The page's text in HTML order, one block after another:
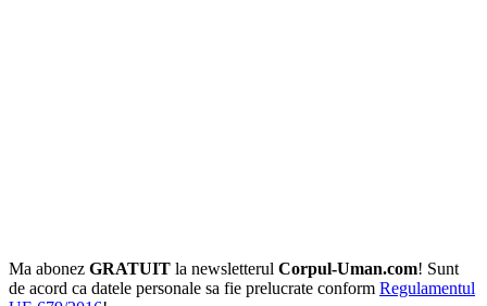
Ma abonez GRATUIT la newsletterul Corpul-Uman.com! Sunt
de acord ca datele personale sa fie prelucrate conform Regulamentul